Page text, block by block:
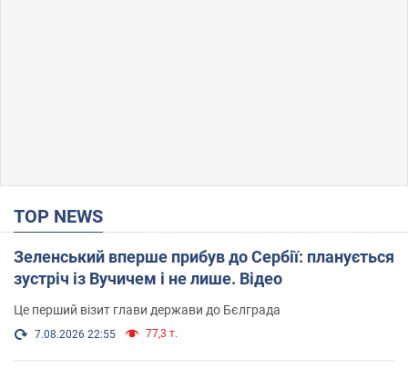
TOP NEWS
Зеленський вперше прибув до Сербії: планується
зустріч із Вучичем і не лише. Відео
Це перший візит глави держави до Бєлграда
7.08.2026 22:55 77,3 т.